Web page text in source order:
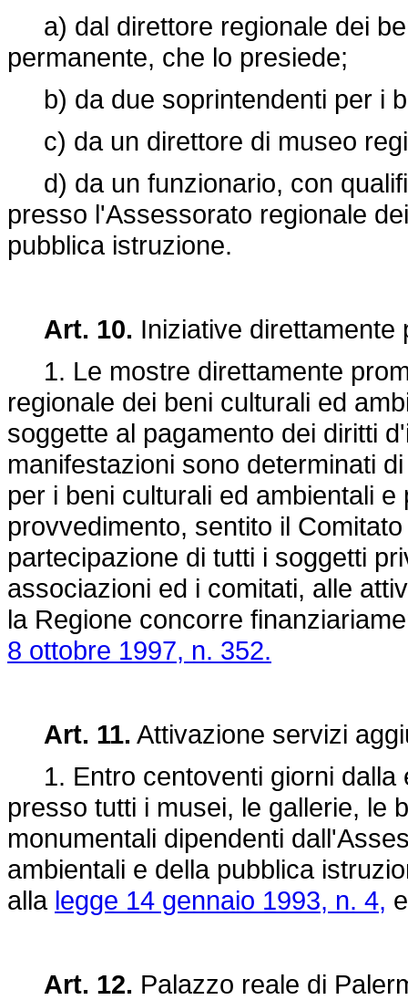
a) dal direttore regionale dei
permanente, che lo presiede;
b) da due soprintendenti per i
c) da un direttore di museo
d) da un funzionario, con
presso l'Assessorato regionale
pubblica istruzione.
Art. 10. Iniziative direttamente
1. Le mostre direttamente
regionale dei beni culturali ed
soggette al pagamento dei diritti
manifestazioni sono determinati
per i beni culturali ed ambientali
provvedimento, sentito il
partecipazione di tutti i soggetti
associazioni ed i comitati, alle
la Regione concorre
8 ottobre 1997, n. 352.
Art. 11. Attivazione servizi
1. Entro centoventi giorni dalla
presso tutti i musei, le gallerie, le
monumentali dipendenti
ambientali e della pubblica
alla legge 14 gennaio 1993, n. 4,
Art. 12. Palazzo reale di